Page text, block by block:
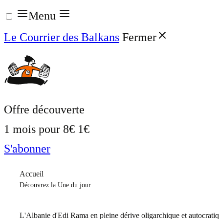
Aller
au
contenu
Menu
Le Courrier des Balkans Fermer
Offre découverte
1 mois pour 8€ 1€
S'abonner
Accueil
Découvrez la Une du jour
L'Albanie d'Edi Rama en pleine dérive oligarchique et